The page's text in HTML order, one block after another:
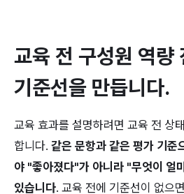
교육 전 구성원 역량
기준선을 만듭니다.
교육 효과를 설명하려면 교육 전 상
합니다. 같은 문항과 같은 평가 기준
야 "좋아졌다"가 아니라 "무엇이 얼
있습니다. 교육 전에 기준선이 없으